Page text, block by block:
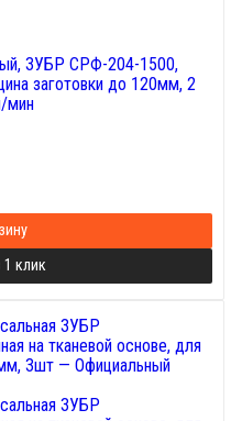
ЗУБР СРФ-204-1500,
заготовки до 120мм, 2
мин
1 клик